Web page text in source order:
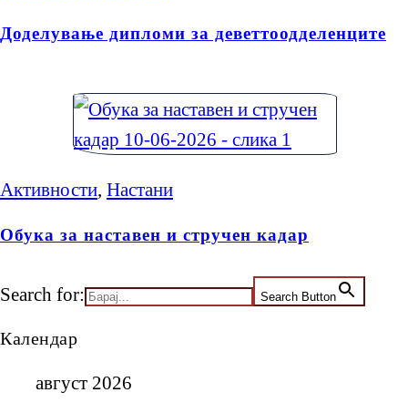
Доделување дипломи за деветтоодделенците
Активности, Настани
Обука за наставен и стручен кадар
Search for: Search Button
Календар
август 2026